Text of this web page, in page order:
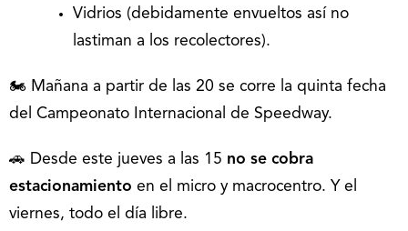
Vidrios (debidamente envueltos así no
lastiman a los recolectores).
🏍 Mañana a partir de las 20 se corre la quinta fecha
del Campeonato Internacional de Speedway.
🚗 Desde este jueves a las 15 no se cobra
estacionamiento en el micro y macrocentro. Y el
viernes, todo el día libre.